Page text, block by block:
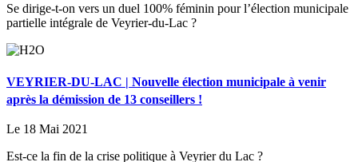
Se dirige-t-on vers un duel 100% féminin pour l’élection municipale
partielle intégrale de Veyrier-du-Lac ?
VEYRIER-DU-LAC | Nouvelle élection municipale à venir
après la démission de 13 conseillers !
Le 18 Mai 2021
Est-ce la fin de la crise politique à Veyrier du Lac ?